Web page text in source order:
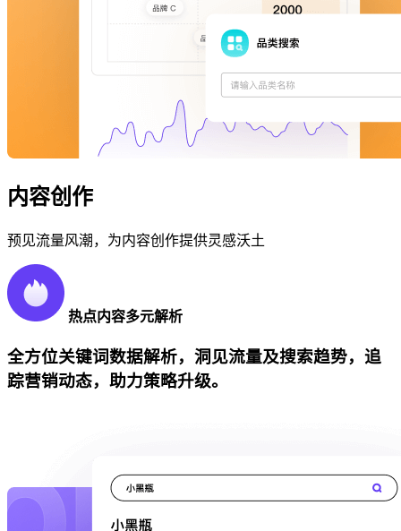
内容创作
预见流量风潮，为内容创作提供灵感沃土
热点内容多元解析
全方位关键词数据解析，洞见流量及搜索趋势，追
踪营销动态，助力策略升级。